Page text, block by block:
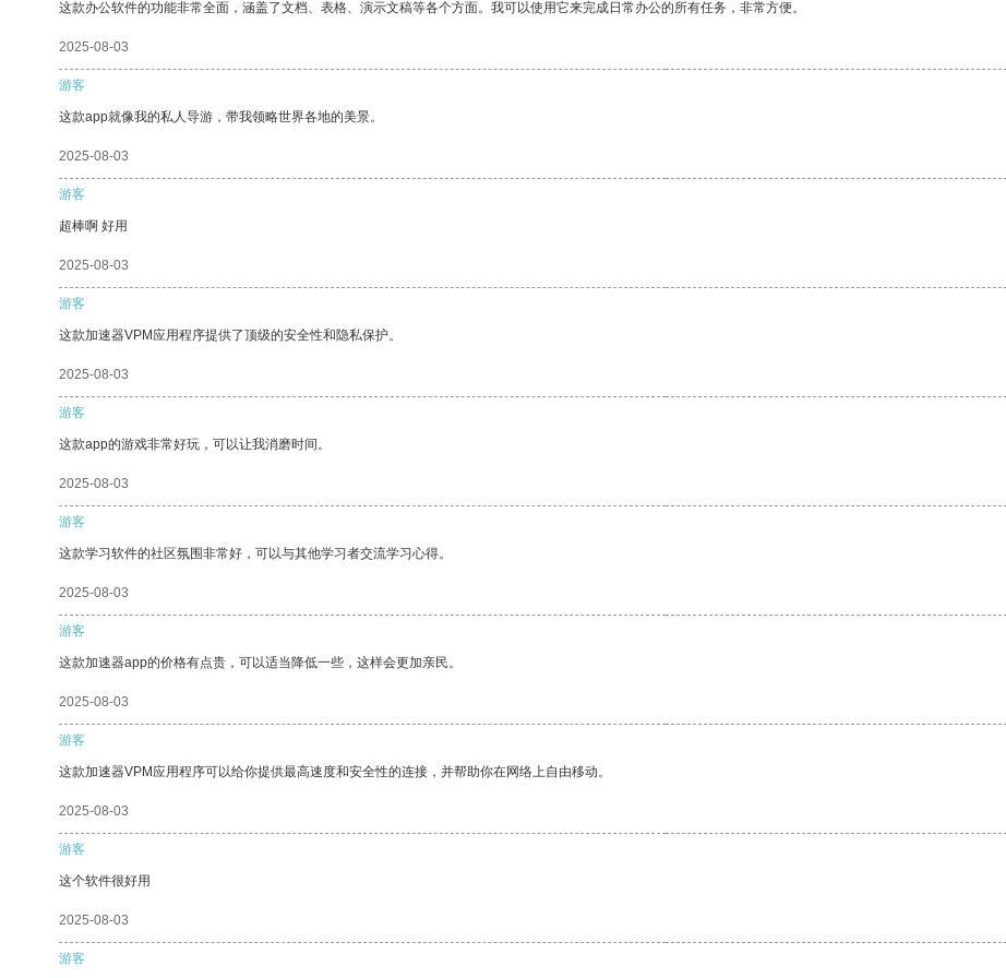
这款办公软件的功能非常全面，涵盖了文档、表格、演示文稿等各个方面。我可以使用它来完成日常办公的所有任务，非常方便。
2025-08-03
游客
这款app就像我的私人导游，带我领略世界各地的美景。
2025-08-03
游客
超棒啊 好用
2025-08-03
游客
这款加速器VPM应用程序提供了顶级的安全性和隐私保护。
2025-08-03
游客
这款app的游戏非常好玩，可以让我消磨时间。
2025-08-03
游客
这款学习软件的社区氛围非常好，可以与其他学习者交流学习心得。
2025-08-03
游客
这款加速器app的价格有点贵，可以适当降低一些，这样会更加亲民。
2025-08-03
游客
这款加速器VPM应用程序可以给你提供最高速度和安全性的连接，并帮助你在网络上自由移动。
2025-08-03
游客
这个软件很好用
2025-08-03
游客